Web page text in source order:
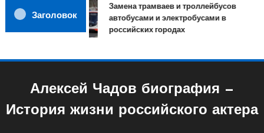
Заголовок
Замена трамваев и троллейбусов
автобусами и электробусами в
российских городах
Алексей Чадов биография —
История жизни российского актера